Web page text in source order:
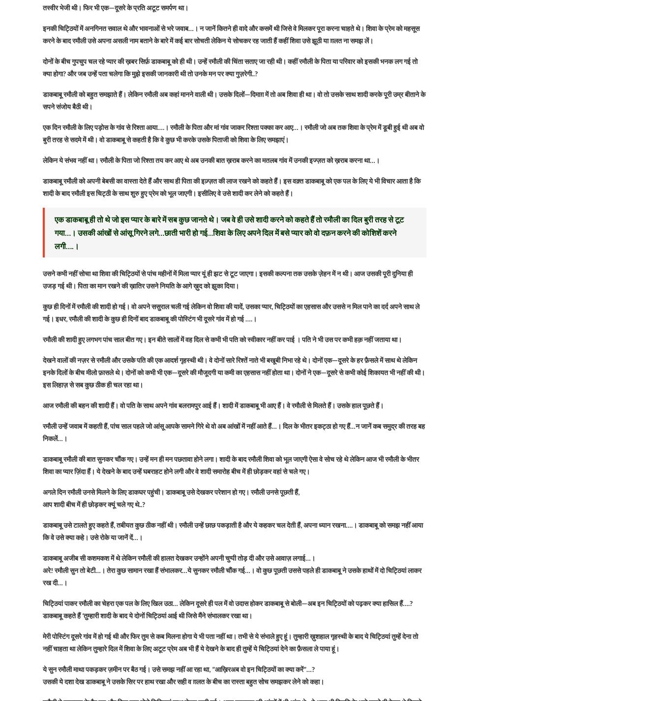
तस्वीर भेजी थी। फिर भी एक—दूसरे के प्रति अटूट समर्पण था।
इनकी चिट्ठियों में अनगिनत सवाल थे और भावनाओं से भरे जवाब…। न जानें कितने ही वादे और कसमें थी जिसे वे मिलकर पूरा करना चाहते थे। शिवा के प्रेम को महसूस
करने के बाद रमौली उसे अपना असली नाम बताने के बारे में कई बार सोचती लेकिन ये सोचकर रह जाती हैं कहीं शिवा उसे झूठी या ग़लत ना समझ लें।
दोनों के बीच गुपचुप चल रहे प्यार की ख़बर सिर्फ़ डाकबाबू को ही थी। उन्हें रमौली की चिंता सताए जा रही थी। कहीं रमौली के पिता या परिवार को इसकी भनक लग गई तो
क्या होगा? और जब उन्हें पता चलेगा कि मुझे इसकी जानकारी थी तो उनके मन पर क्या गुज़रेगी..?
डाकबाबू रमौली को बहुत समझाते हैं। लेकिन रमौली अब कहां मानने वाली थी।उसके दिलों—दिमाग़ में तो अब शिवा ही था। वो तो उसके साथ शादी करके पूरी उम्र बीताने के
सपने संजोय बैठी थी।
एक दिन रमौली के लिए पड़ोस के गांव से रिश्ता आया….। रमौली के पिता और मां गांव जाकर रिश्ता पक्का कर आए…। रमौली जो अब तक शिवा के प्रेम में डूबी हुई थी अब वो
बुरी तरह से सदमे में थी। वो डाकबाबू से कहती है कि वे कुछ भी करके उसके पिताजी को शिवा के लिए समझाएं।
लेकिन ये संभव नहीं था। रमौली के पिता जो रिश्ता तय कर आए थे अब उनकी बात ख़राब करने का मतलब गांव में उनकी इज्ज़त को ख़राब करना था…।
डाकबाबू रमौली को अपनी बेबसी का वास्ता देते हैं और साथ ही पिता की इज़्ज़त की लाज रखने को कहते हैं। इस वक़्त डाकबाबू को एक पल के लिए ये भी विचार आता है कि
शादी के बाद रमौली इस चिट्ठी के साथ शुरु हुए प्रेम को भूल जाएगी। इसीलिए वे उसे शादी कर लेने को कहते हैं।
एक डाकबाबू ही तो थे जो इस प्यार के बारे में सब कुछ जानते थे। जब वे ही उसे शादी करने को कहते हैं तो रमौली का दिल बुरी तरह से टूट
गया…। उसकी आंखों से आंसू गिरने लगे…छाती भारी हो गई…शिवा के लिए अपने दिल में बसे प्यार को वो दफ़न करने की कोशिशें करने
लगी….।
उसने कभी नहीं सोचा था शिवा की चिट्ठियों से पांच महीनों में मिला प्यार यूं ही झट से टूट जाएगा। इसकी कल्पना तक उसके ज़ेहन में न थी। आज उसकी पूरी दुनिया ही
उजड़ गई थी। पिता का मान रखने की ख़ातिर उसने नियति के आगे ख़ुद को झुका दिया।
कुछ ही दिनों में रमौली की शादी हो गई। वो अपने ससुराल चली गई लेकिन वो शिवा की यादें, उसका प्यार, चिट्ठियों का एहसास और उससे न मिल पाने का दर्द अपने साथ ले
गई। इधर, रमौली की शादी के कुछ ही दिनों बाद डाकबाबू की पोस्टिंग भी दूसरे गांव में हो गई ….।
रमौली की शादी हुए लगभग पांच साल बीत गए। इन बीते सालों में वह दिल से कभी भी पति को स्वीकार नहीं कर पाई । पति ने भी उस पर कभी हक़ नहीं जताया था।
देखने वालों की नज़र से रमौली और उसके पति की एक आदर्श गृहस्थी थी। वे दोनों सारे रिश्तें नाते भी बखूबी निभा रहे थे। दोनों एक—दूसरे के हर फ़ैसले में साथ थे लेकिन
इनके दिलों के बीच मीलो फ़ासले थे। दोनों को कभी भी एक—दूसरे की मौजूदगी या कमी का एहसास नहीं होता था। दोनों ने एक—दूसरे से कभी कोई शिकायत भी नहीं की थी।
इस लिहाज़ से सब कुछ ठीक ही चल रहा था।
आज रमौली की बहन की शादी हैं। वो पति के साथ अपने गांव बलरामपुर आई हैं। शादी में डाकबाबू भी आए हैं। वे रमौली से मिलते हैं। उसके हाल पूछते हैं।
रमौली उन्हें जवाब में कहती हैं, पांच साल पहले जो आंसू आपके सामने गिरे थे वो अब आंखों में नहीं आते हैं…। दिल के भीतर इकट्ठा हो गए हैं…न जानें कब समुद्र की तरह बह
निकलें…।
डाकबाबू रमौली की बात सुनकर चौंक गए। उन्हें मन ही मन पछतावा होने लगा। शादी के बाद रमौली शिवा को भूल जाएगी ऐसा वे सोच रहे थे लेकिन आज भी रमौली के भीतर
शिवा का प्यार ज़िंदा हैं। ये देखने के बाद उन्हें घबराहट होने लगी और वे शादी समारोह बीच में ही छोड़कर वहां से चले गए।
अगले दिन रमौली उनसे मिलने के लिए डाकघर पहुंची। डाकबाबू उसे देखकर परेशान हो गए। रमौली उनसे पूछती हैं,
आप शादी बीच में ही छोड़कर क्यूं चले गए थे..?
डाकबाबू उसे टालते हुए कहते हैं, तबीयत कुछ ठीक नहीं थी। रमौली उन्हें छाछ पकड़ाती है और ये कहकर चल देती हैं, अपना ध्यान रखना….। डाकबाबू को समझ नहीं आया
कि वे उसे क्या कहे। उसे रोके या जानें दें…।
डाकबाबू अजीब सी कशमकश में थे लेकिन रमौली की हालत देखकर उन्होंने अपनी चुप्पी तोड़ दी और उसे आवाज़ लगाई…।
अरे! रमौली सुन तो बेटी…। तेरा कुछ सामान रखा हैं संभालकर…ये सुनकर रमौली चौंक गई…। वो कुछ पूछती उससे पहले ही डाकबाबू ने उसके हाथों में दो चिट्ठियां लाकर
रख दी…।
चिट्ठियां पाकर रमौली का चेहरा एक पल के लिए खिल उठा… लेकिन दूसरे ही पल में वो उदास होकर डाकबाबू से बोली—अब इन चिट्ठियों को पढ़कर क्या हासिल हैं….?
डाकबाबू कहते हैं ‘तुम्हारी शादी के बाद ये दोनों चिट्ठियां आई थी जिसे मैंने संभालकर रखा था।
मेरी पोस्टिंग दूसरे गांव में हो गई थी और फिर तुम से कब मिलना होगा ये भी पता नहीं था। तभी से ये संभाले हुए हूं। तुम्हारी ख़ुशहाल गृहस्थी के बाद ये चिट्ठियां तुम्हें देना तो
नहीं चाहता था लेकिन तुम्हारे दिल में शिवा के लिए अटूट प्रेम अब भी हैं ये देखने के बाद ही तुम्हें ये चिट्ठियां देने का फ़ैसला ले पाया हूं।
ये सुन रमौली माथा पकड़कर ज़मीन पर बैठ गई। उसे समझ नहीं आ रहा था, ”आख़िरअब वो इन चिट्ठियों का क्या करें”…?
उसकी ये दशा देख डाकबाबू ने उसके सिर पर हाथ रखा और सही व ग़लत के बीच का रास्ता बहुत सोच समझकर लेने को कहा।